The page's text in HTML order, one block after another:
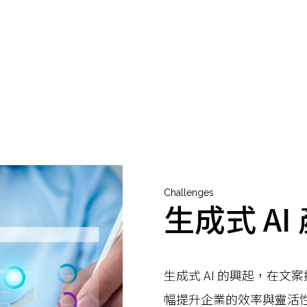
Challenges
生成式 AI
生成式 AI 的興起，在文
幅提升企業的效率與靈活